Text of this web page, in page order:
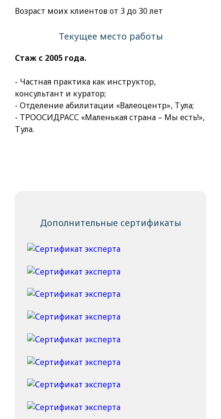
Возраст моих клиентов от 3 до 30 лет
Текущее место работы
Стаж с 2005 года.
- Частная практика как инструктор,
консультант и куратор;
- Отделение абилитации «Валеоцентр», Тула;
- ТРООСИДРАСС «Маленькая страна – Мы есть!»,
Тула.
Дополнительные сертификаты